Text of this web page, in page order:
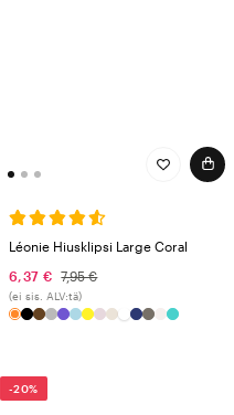
Léonie Hiusklipsi Large Coral
6,37 €
7,95 €
(ei sis. ALV:tä)
-20%